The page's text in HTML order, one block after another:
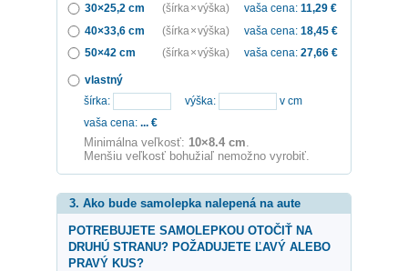
30×25,2 cm
(šírka × výška) vaša cena: 11,29 €
40×33,6 cm
(šírka × výška) vaša cena: 18,45 €
50×42 cm
(šírka × výška) vaša cena: 27,66 €
vlastný
šírka:
výška:
v cm
vaša cena: ... €
Minimálna veľkosť: 10×8.4 cm
Menšiu veľkosť bohužiaľ nemožno vyrobiť.
3. Ako bude samolepka nalepená na aute
POTREBUJETE SAMOLEPKOU OTOČIŤ NA
DRUHÚ STRANU? POŽADUJETE ĽAVÝ ALEBO
PRAVÝ KUS?